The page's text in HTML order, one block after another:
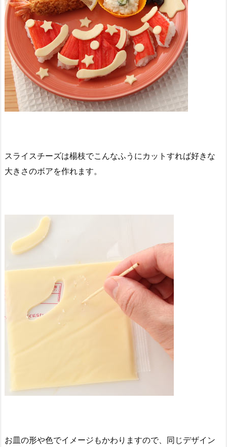
スライスチーズは楊枝でこんなふうにカットすれば好きな
大きさのボアを作れます。
お皿の形や色でイメージもかわりますので、同じデザイン